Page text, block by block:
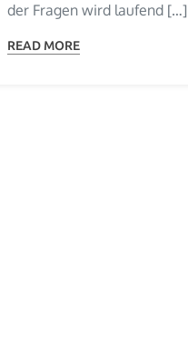
der Fragen wird laufend […]
READ MORE